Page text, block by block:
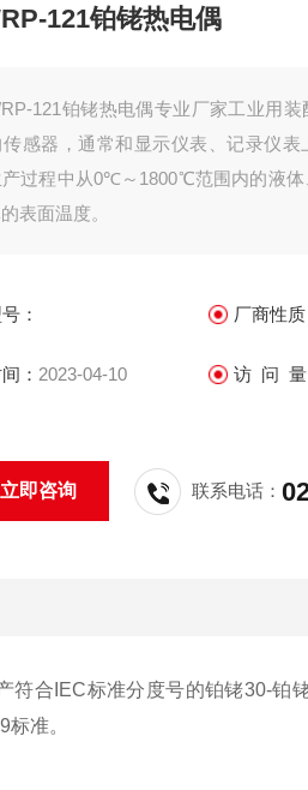
121铂铑热电偶
121铂铑热电偶专业厂家工业用
感器，通常和显示仪表、记录仪表
过程中从0℃～1800℃范围内的液体
表面温度。
： 厂商性质
： 2023-04-10 访 问 量
立即咨询 联系电话：
符合IEC标准分度号的铂铑30-铂
准。